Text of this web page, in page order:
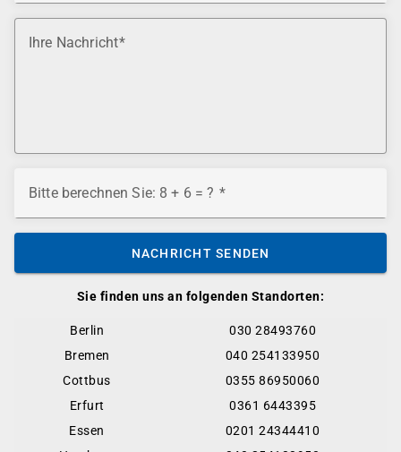
Sie finden uns an folgenden Standorten:
Berlin
030 28493760
Bremen
040 254133950
Cottbus
0355 86950060
Erfurt
0361 6443395
Essen
0201 24344410
Ihre Nachricht
Bitte berechnen Sie: 8 + 6 = ?
NACHRICHT SENDEN